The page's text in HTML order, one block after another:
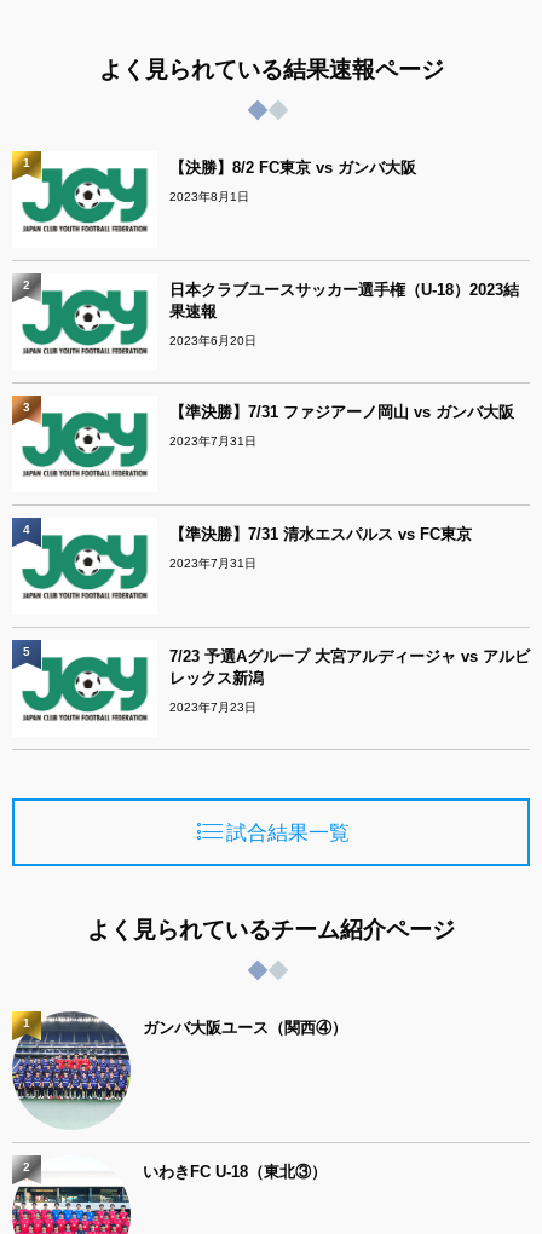
よく見られている結果速報ページ
【決勝】8/2 FC東京 vs ガンバ大阪
2023年8月1日
1
日本クラブユースサッカー選手権（U-18）2023結
果速報
2023年6月20日
2
【準決勝】7/31 ファジアーノ岡山 vs ガンバ大阪
2023年7月31日
3
【準決勝】7/31 清水エスパルス vs FC東京
2023年7月31日
4
7/23 予選Aグループ 大宮アルディージャ vs アルビ
レックス新潟
2023年7月23日
5
試合結果一覧
よく見られているチーム紹介ページ
ガンバ大阪ユース（関西④）
1
いわきFC U-18（東北③）
2